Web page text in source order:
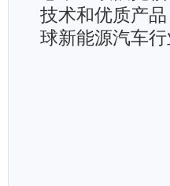
技术和优质产
球新能源汽车行